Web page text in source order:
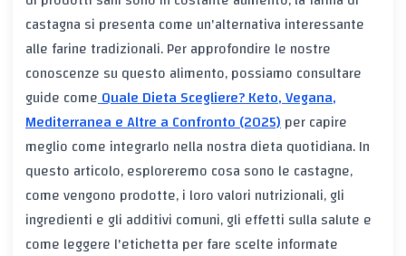
castagna si presenta come un'alternativa interessante
alle farine tradizionali. Per approfondire le nostre
conoscenze su questo alimento, possiamo consultare
guide comeQuale Dieta Scegliere? Keto, Vegana,
Mediterranea e Altre a Confronto (2025)per capire
meglio come integrarlo nella nostra dieta quotidiana. In
questo articolo, esploreremo cosa sono le castagne,
come vengono prodotte, i loro valori nutrizionali, gli
ingredienti e gli additivi comuni, gli effetti sulla salute e
come leggere l'etichetta per fare scelte informate